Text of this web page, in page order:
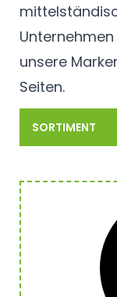
unsere
Seiten.
SORTIMENT